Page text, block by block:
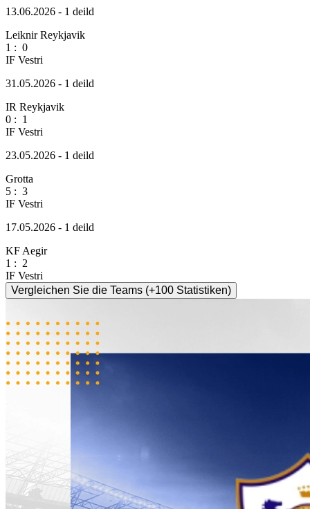
13.06.2026 - 1 deild
Leiknir Reykjavik
1 : 0
IF Vestri
31.05.2026 - 1 deild
IR Reykjavik
0 : 1
IF Vestri
23.05.2026 - 1 deild
Grotta
5 : 3
IF Vestri
17.05.2026 - 1 deild
KF Aegir
1 : 2
IF Vestri
Vergleichen Sie die Teams (+100 Statistiken)